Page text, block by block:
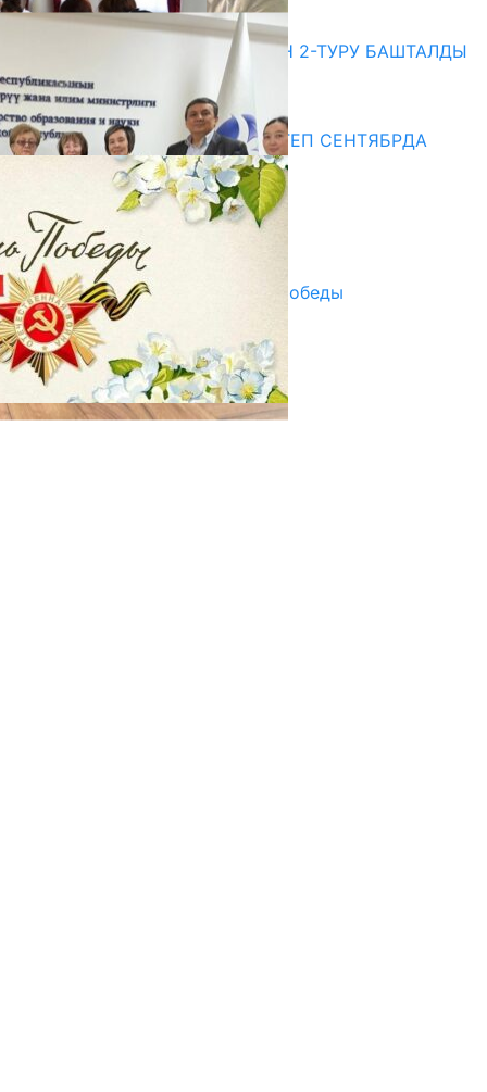
20.07.2026
ЖОЖДОРГО КАБЫЛ АЛУУНУН 2-ТУРУ БАШТАЛДЫ
20.07.2026
Медиа
СУЗАКТА 750 ОРУНДУУ МЕКТЕП СЕНТЯБРДА
ПАЙДАЛАНУУГА БЕРИЛЕТ
07.08.2025
Улуу Жеңиштин жандуу сөзү
29.04.2025
Награды в преддверии Дня Победы
29.04.2025